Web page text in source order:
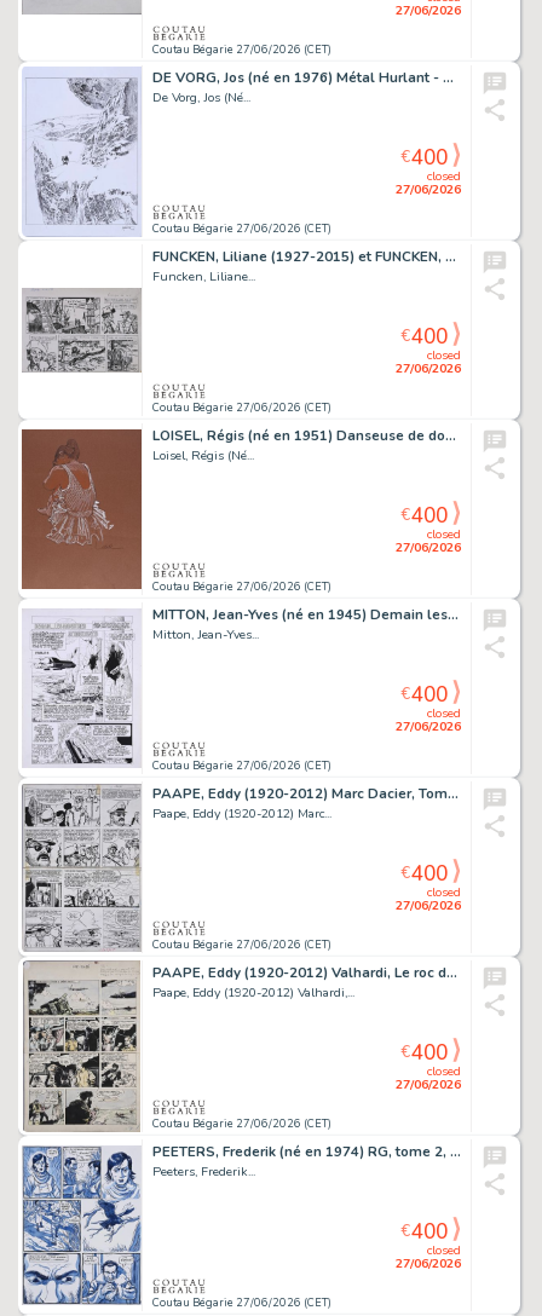
Coutau Bégarie 27/06/2026 (CET)
27/06/2026
DE VORG, Jos (né en 1976) Métal Hurlant - Exolove,...
De Vorg, Jos (Né...
Coutau Bégarie 27/06/2026 (CET)
closed
27/06/2026
€400
FUNCKEN, Liliane (1927-2015) et FUNCKEN, Fred (1921-2013) Capitan...
Funcken, Liliane...
Coutau Bégarie 27/06/2026 (CET)
closed
27/06/2026
€400
LOISEL, Régis (né en 1951) Danseuse de dos. Mine de...
Loisel, Régis (Né...
Coutau Bégarie 27/06/2026 (CET)
closed
27/06/2026
€400
MITTON, Jean-Yves (né en 1945) Demain les monstres,...
Mitton, Jean-Yves...
Coutau Bégarie 27/06/2026 (CET)
closed
27/06/2026
€400
PAAPE, Eddy (1920-2012) Marc Dacier, Tome 6, L'abominable...
Paape, Eddy (1920-2012) Marc...
Coutau Bégarie 27/06/2026 (CET)
closed
27/06/2026
€400
PAAPE, Eddy (1920-2012) Valhardi, Le roc du diable,...
Paape, Eddy (1920-2012) Valhardi,...
Coutau Bégarie 27/06/2026 (CET)
closed
27/06/2026
€400
PEETERS, Frederik (né en 1974) RG, tome 2, planche...
Peeters, Frederik...
Coutau Bégarie 27/06/2026 (CET)
closed
27/06/2026
€400